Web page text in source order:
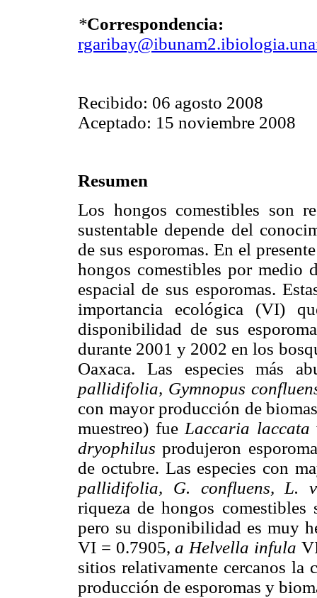
*Correspondencia:
Recibido: 06 agosto 2008
Aceptado: 15 noviembre 2008
Resumen
Los hongos comestibles son
sustentable depende del
de sus esporomas. En el
hongos comestibles por medio
espacial de sus esporomas.
importancia ecológica (VI)
disponibilidad de sus
durante 2001 y 2002 en los
Oaxaca. Las especies más
pallidifolia, Gymnopus
con mayor producción de
muestreo) fue Laccaria laccata
dryophilusprodujeron
de octubre. Las especies con
pallidifolia, G. confluens, L.
riqueza de hongos
pero su disponibilidad es muy
VI = 0.7905,a Helvella infula
sitios relativamente cercanos la
producción de esporomas y